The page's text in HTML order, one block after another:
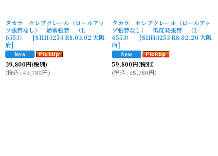
タカラ セレブクレール（ロールアッ
プ張替なし） 通常張替 （L-
6553）
[S1IH3254 R8.03.02 大阪
府]
39,800円(税別)
(税込: 43,780円)
タカラ セレブクレール（ロールアッ
プ張替なし） 低反発張替 （L-
6553）
[S1IH3253 R8.02.20 大阪
府]
59,800円(税別)
(税込: 65,780円)